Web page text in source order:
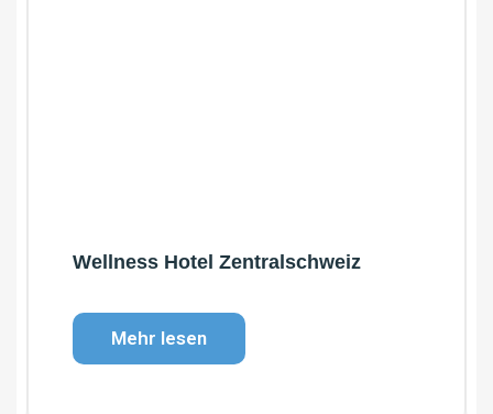
Wellness Hotel Zentralschweiz
Mehr lesen